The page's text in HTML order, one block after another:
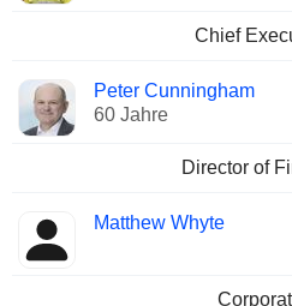
Chief
Peter Cunningham
60 Jahre
Director of
Matthew Whyte